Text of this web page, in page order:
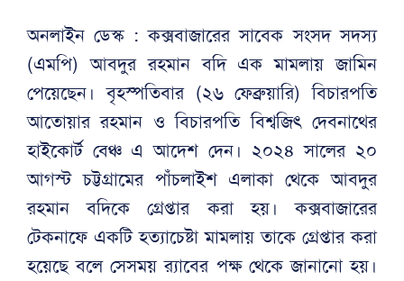
অনলাইন ডেস্ক : কক্সবাজারের সাবেক সংসদ সদস্য
(এমপি) আবদুর রহমান বদি এক মামলায় জামিন
পেয়েছেন। বৃহস্পতিবার (২৬ ফেব্রুয়ারি) বিচারপতি
আতোয়ার রহমান ও বিচারপতি বিশ্বজিৎ দেবনাথের
হাইকোর্ট বেঞ্চ এ আদেশ দেন। ২০২৪ সালের ২০
আগস্ট চট্টগ্রামের পাঁচলাইশ এলাকা থেকে আবদুর
রহমান বদিকে গ্রেপ্তার করা হয়। কক্সবাজারের
টেকনাফে একটি হত্যাচেষ্টা মামলায় তাকে গ্রেপ্তার করা
হয়েছে বলে সেসময় র‌্যাবের পক্ষ থেকে জানানো হয়।